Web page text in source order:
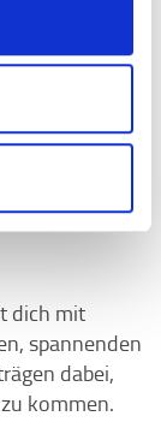
dich mit
spannenden
dabei,
kommen.